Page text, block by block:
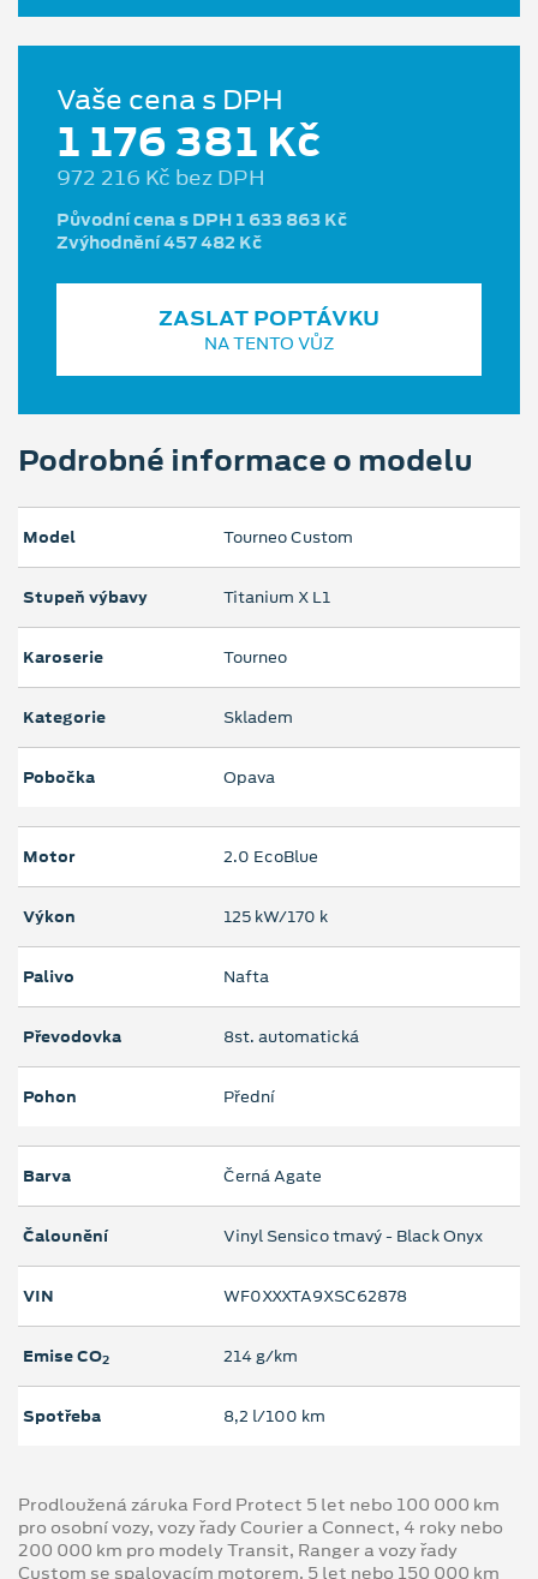
Vaše cena s DPH
1 176 381 Kč
972 216 Kč bez DPH
Původní cena s DPH 1 633 863 Kč
Zvýhodnění 457 482 Kč
ZASLAT POPTÁVKU
NA TENTO VŮZ
Podrobné informace o modelu
Model Tourneo Custom
Stupeň výbavy Titanium X L1
Karoserie Tourneo
Kategorie Skladem
Pobočka Opava
Motor 2.0 EcoBlue
Výkon 125 kW/170 k
Palivo Nafta
Převodovka 8st. automatická
Pohon Přední
Barva Černá Agate
Čalounění Vinyl Sensico tmavý - Black Onyx
VIN WF0XXXTA9XSC62878
Emise CO2 214 g/km
Spotřeba 8,2 l/100 km
Prodloužená záruka Ford Protect 5 let nebo 100 000 km
pro osobní vozy, vozy řady Courier a Connect, 4 roky nebo
200 000 km pro modely Transit, Ranger a vozy řady
Custom se spalovacím motorem, 5 let nebo 150 000 km